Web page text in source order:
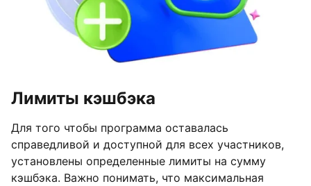
Лимиты кэшбэка
Для того чтобы программа оставалась
справедливой и доступной для всех участников,
установлены определенные лимиты на сумму
кэшбэка. Важно понимать, что максимальная